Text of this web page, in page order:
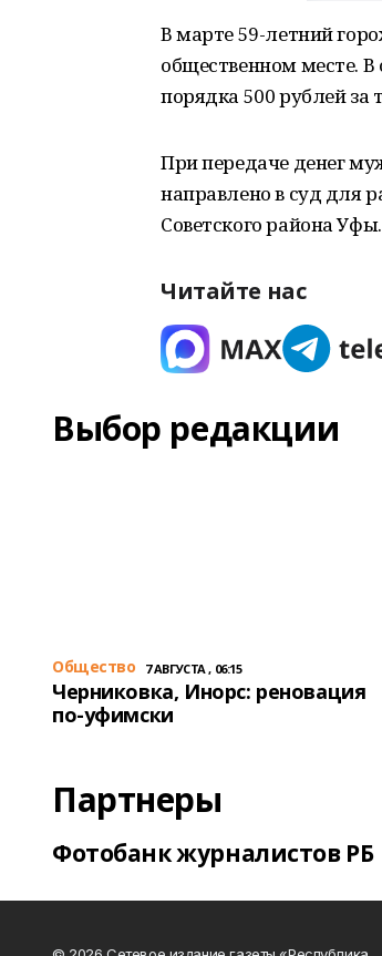
В марте 59-летний
общественном месте.
порядка 500 рублей за
При передаче денег
направлено в суд для
Советского района Уфы.
Читайте нас
Выбор редакции
Общество 7 АВГУСТА , 06:15
Черниковка, Инорс: реновация
по-уфимски
Партнеры
Фотобанк журналистов РБ